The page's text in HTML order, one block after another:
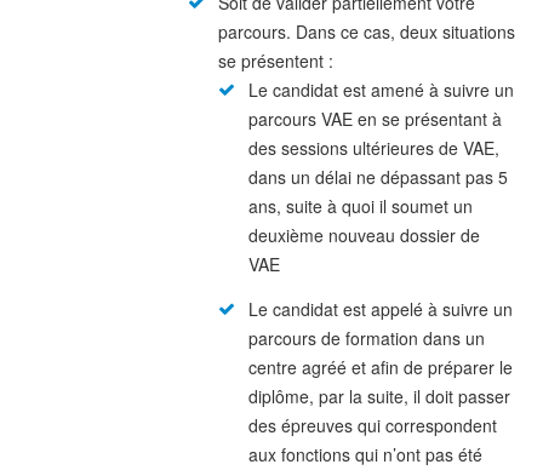
parcours. Dans ce cas, deux situations
se présentent :
Le candidat est amené à suivre un
parcours VAE en se présentant à
des sessions ultérieures de VAE,
dans un délai ne dépassant pas 5
ans, suite à quoi il soumet un
deuxième nouveau dossier de
VAE
Le candidat est appelé à suivre un
parcours de formation dans un
centre agréé et afin de préparer le
diplôme, par la suite, il doit passer
des épreuves qui correspondent
aux fonctions qui n’ont pas été